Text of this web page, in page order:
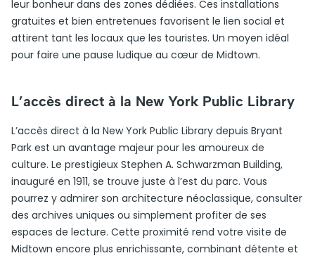
leur bonheur dans des zones dédiées. Ces installations
gratuites et bien entretenues favorisent le lien social et
attirent tant les locaux que les touristes. Un moyen idéal
pour faire une pause ludique au cœur de Midtown.
L’accès direct à la New York Public Library
L’accès direct à la New York Public Library depuis Bryant
Park est un avantage majeur pour les amoureux de
culture. Le prestigieux Stephen A. Schwarzman Building,
inauguré en 1911, se trouve juste à l’est du parc. Vous
pourrez y admirer son architecture néoclassique, consulter
des archives uniques ou simplement profiter de ses
espaces de lecture. Cette proximité rend votre visite de
Midtown encore plus enrichissante, combinant détente et